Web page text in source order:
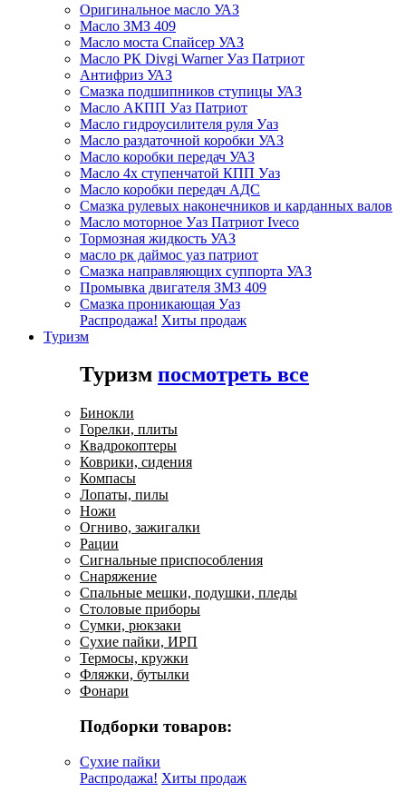
Оригинальное масло УАЗ
Масло ЗМЗ 409
Масло моста Спайсер УАЗ
Масло РК Divgi Warner Уаз Патриот
Антифриз УАЗ
Смазка подшипников ступицы УАЗ
Масло АКПП Уаз Патриот
Масло гидроусилителя руля Уаз
Масло раздаточной коробки УАЗ
Масло коробки передач УАЗ
Масло 4х ступенчатой КПП Уаз
Масло коробки передач АДС
Смазка рулевых наконечников и карданных валов
Масло моторное Уаз Патриот Iveco
Тормозная жидкость УАЗ
масло рк даймос уаз патриот
Смазка направляющих суппорта УАЗ
Промывка двигателя ЗМЗ 409
Смазка проникающая Уаз
Распродажа! Хиты продаж
Туризм
Туризм посмотреть все
Бинокли
Горелки, плиты
Квадрокоптеры
Коврики, сидения
Компасы
Лопаты, пилы
Ножи
Огниво, зажигалки
Рации
Сигнальные приспособления
Снаряжение
Спальные мешки, подушки, пледы
Столовые приборы
Сумки, рюкзаки
Сухие пайки, ИРП
Термосы, кружки
Фляжки, бутылки
Фонари
Подборки товаров:
Сухие пайки
Распродажа! Хиты продаж